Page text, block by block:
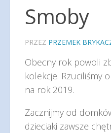
Smoby
PRZEZ PRZEMEK
Obecny rok powoli
kolekcje. Rzuciliśmy
na rok 2019.
Zacznijmy od
dzieciaki zawsze